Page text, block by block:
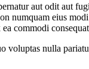
aut odit aut
numquam eius
commodi
voluptas nulla